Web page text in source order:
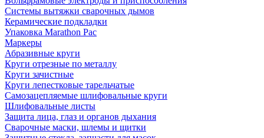
Системы вытяжки сварочных дымов
Керамические подкладки
Упаковка Marathon Pac
Маркеры
Абразивные круги
Круги отрезные по металлу
Круги зачистные
Круги лепестковые тарельчатые
Самозацепляемые шлифовальные круги
Шлифовальные листы
Защита лица, глаз и органов дыхания
Сварочные маски, шлемы и щитки